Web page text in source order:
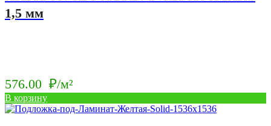
1,5 мм
576.00 ₽/м²
В корзину